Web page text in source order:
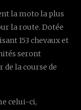
la moto la plus
la route. Dotée
153 chevaux et
seront
de la course de
celui-ci,